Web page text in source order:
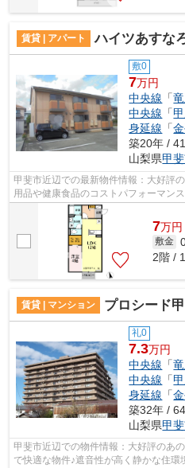
賃貸 | アパート ハイツあすな
敷0
7万円
中央線 「
中央線 「
身延線 「
築20年 /
山梨県甲
甲斐市近辺での最新物件情報：大好評
用品や健康食品のコストパフォーマン
歩いてすぐの場所！角部屋は価格以上...
7万円
敷金
2階 /
賃貸 | マンション プロシード
礼0
7.3万円
中央線 「
中央線 「
身延線 「
築32年 /
山梨県甲
甲斐市近辺での物件情報：大好評のあ
で快適な物件♪遮音性が高く静かな住